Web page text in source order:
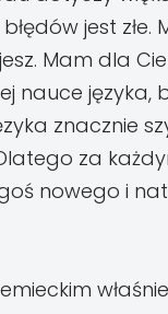
jest
Mam dla
nauce języka,
znacznie
za
nowego i